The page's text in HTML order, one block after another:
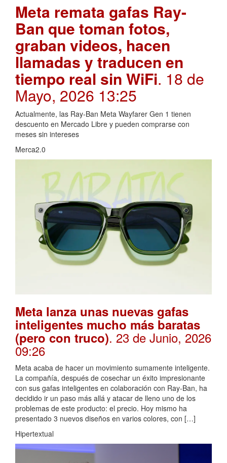
Meta remata gafas Ray-
Ban que toman fotos,
graban videos, hacen
llamadas y traducen en
tiempo real sin WiFi. 18 de
Mayo, 2026 13:25
Actualmente, las Ray-Ban Meta Wayfarer Gen 1 tienen
descuento en Mercado Libre y pueden comprarse con
meses sin intereses
Merca2.0
Meta lanza unas nuevas gafas
inteligentes mucho más baratas
(pero con truco). 23 de Junio, 2026
09:26
Meta acaba de hacer un movimiento sumamente inteligente.
La compañía, después de cosechar un éxito impresionante
con sus gafas inteligentes en colaboración con Ray-Ban, ha
decidido ir un paso más allá y atacar de lleno uno de los
problemas de este producto: el precio. Hoy mismo ha
presentado 3 nuevos diseños en varios colores, con […]
Hipertextual